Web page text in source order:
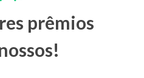
prêmios